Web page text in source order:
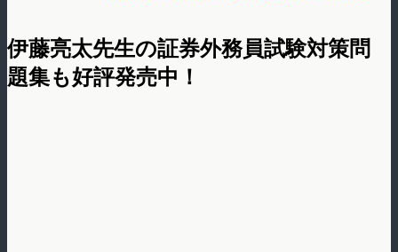
伊藤亮太先生の証券外務員試験対策問
題集も好評発売中！